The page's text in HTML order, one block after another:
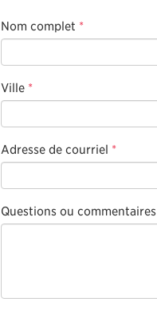
Nom complet *
Ville *
Adresse de courriel *
Questions ou commentaires